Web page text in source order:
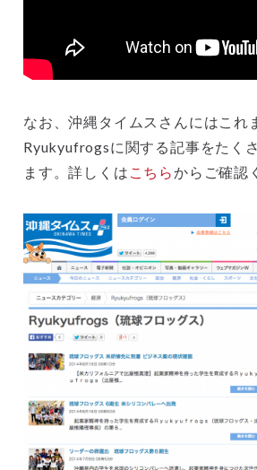
なお、沖縄タイムスさんにはこれ
Ryukyufrogsに関する記事をたく
ます。詳しくは こちらからご確認